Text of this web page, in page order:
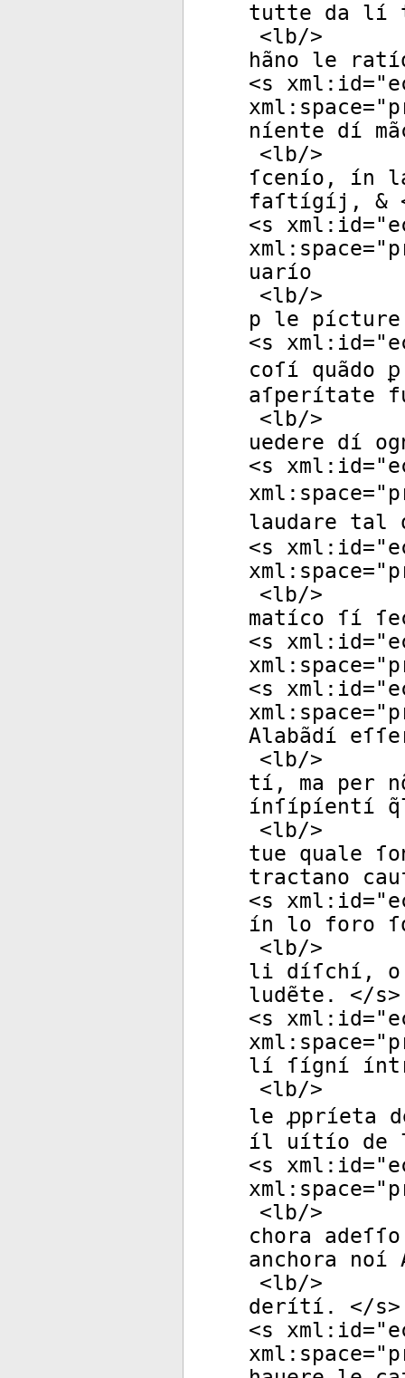
tutte da lí
<lb/>
hãno le
<s xml:id="
xml:space="
níente dí
<lb/>
ſcenío, ín
faſtígíj, &
<s xml:id="
xml:space="
uarío
<lb/>
p le
<s xml:id="
coſí quãdo
aſperítate
<lb/>
uedere dí
<s xml:id="
xml:space="
laudare tal
<s xml:id="
xml:space="
<lb/>
matíco ſí
<s xml:id="
xml:space="
<s xml:id="
xml:space="
Alabãdí
<lb/>
tí, ma per
ínſípíentí
<lb/>
tue quale
tractano
<s xml:id="
ín lo foro
<lb/>
li díſchí, o
ludẽte. </s>
<s xml:id="
xml:space="
lí ſígní
<lb/>
le ꝓpríeta
íl uítío de
<s xml:id="
xml:space="
<lb/>
chora
anchora noí
<lb/>
derítí. </s>
<s xml:id="
xml:space="